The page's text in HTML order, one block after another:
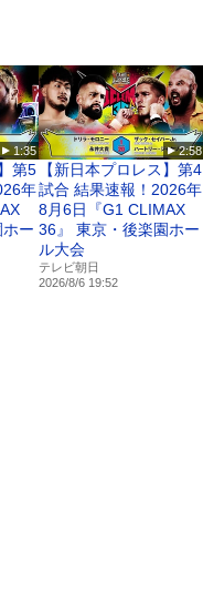
1:35
第5
年
ー
2:58
【新日本プロレス】第4
試合 結果速報！2026年
8月6日『G1 CLIMAX
36』 東京・後楽園ホー
ル大会
テレビ朝日
2026/8/6 19:52